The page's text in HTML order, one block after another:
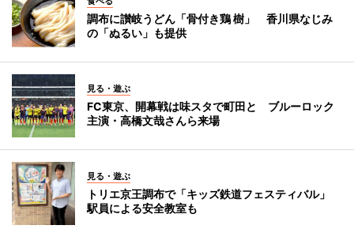
調布に讃岐うどん「骨付き鶏 樹」 香川県なじみ
の「ぬるい」も提供
見る・遊ぶ
FC東京、開幕戦は味スタで町田と ブルーロック
主演・高橋文哉さんら来場
見る・遊ぶ
トリエ京王調布で「キッズ鉄道フェスティバル」
駅員による安全教室も